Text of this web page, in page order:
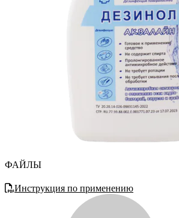
ФАЙЛЫ
Инструкция по применению